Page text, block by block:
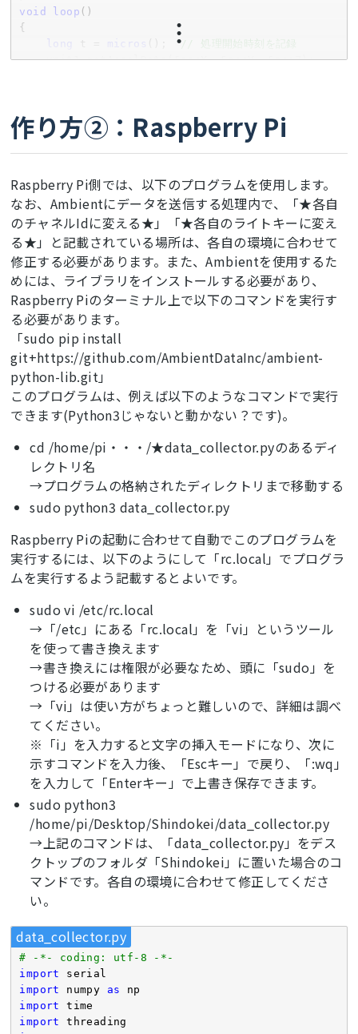
void
loop ()
{
(); // 処理開始時刻を記録
    unit1.getAccelData(&accX, &accY, &accZ);
980 , accY * 980, accZ * 980);
delayMicroseconds(SAMPLE_PERIOD * 1000
(micros() - t));//この処理でピッタリ10ms待つ
作り方②：Raspberry Pi
Raspberry Pi側では、以下のプログラムを使用します。
なお、Ambientにデータを送信する処理内で、「★各自
のチャネルIdに変える★」「★各自のライトキーに変え
る★」と記載されている場所は、各自の環境に合わせて
修正する必要があります。また、Ambientを使用するた
めには、ライブラリをインストールする必要があり、
Raspberry Piのターミナル上で以下のコマンドを実行す
る必要があります。
「sudo pip install
git+https://github.com/AmbientDataInc/ambient-
python-lib.git」
このプログラムは、例えば以下のようなコマンドで実行
できます(Python3じゃないと動かない？です)。
cd /home/pi・・・/★data_collector.pyのあるディ
レクトリ名
→プログラムの格納されたディレクトリまで移動する
sudo python3 data_collector.py
Raspberry Piの起動に合わせて自動でこのプログラムを
実行するには、以下のようにして「rc.local」でプログラ
ムを実行するよう記載するとよいです。
sudo vi /etc/rc.local
→「/etc」にある「rc.local」を「vi」というツール
を使って書き換えます
→書き換えには権限が必要なため、頭に「sudo」を
つける必要があります
→「vi」は使い方がちょっと難しいので、詳細は調べ
てください。
※「i」を入力すると文字の挿入モードになり、次に
示すコマンドを入力後、「Escキー」で戻り、「:wq」
を入力して「Enterキー」で上書き保存できます。
sudo python3
/home/pi/Desktop/Shindokei/data_collector.py
→上記のコマンドは、「data_collector.py」をデス
クトップのフォルダ「Shindokei」に置いた場合のコ
マンドです。各自の環境に合わせて修正してくださ
い。
data_collector.py
# -*- coding: utf-8 -*-
import
import
numpy as
import
import